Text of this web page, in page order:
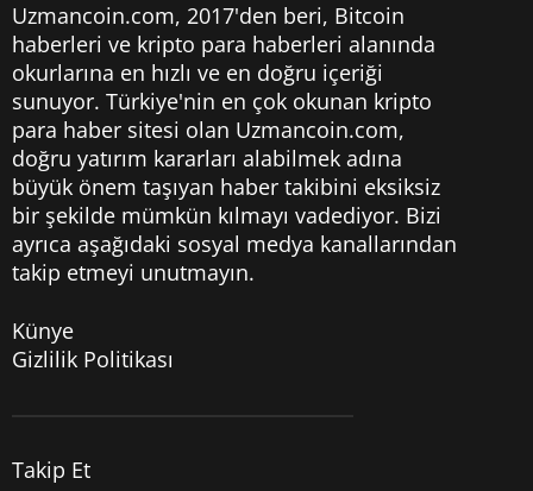
Uzmancoin.com, 2017'den beri, Bitcoin
haberleri ve kripto para haberleri alanında
okurlarına en hızlı ve en doğru içeriği
sunuyor. Türkiye'nin en çok okunan kripto
para haber sitesi olan Uzmancoin.com,
doğru yatırım kararları alabilmek adına
büyük önem taşıyan haber takibini eksiksiz
bir şekilde mümkün kılmayı vadediyor. Bizi
ayrıca aşağıdaki sosyal medya kanallarından
takip etmeyi unutmayın.
Künye
Gizlilik Politikası
Takip Et